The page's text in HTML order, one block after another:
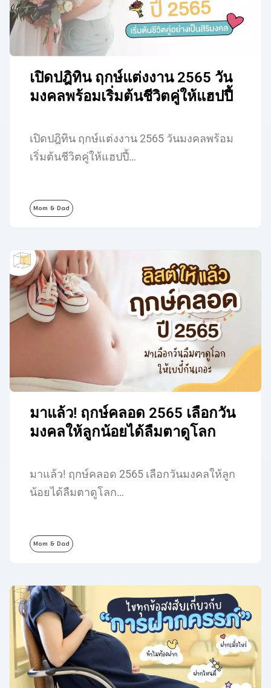
เปิดปฎิทิน ฤกษ์แต่งงาน 2565 วัน
มงคลพร้อมเริ่มต้นชีวิตคู่ให้แฮปปี้
เปิดปฎิทิน ฤกษ์แต่งงาน 2565 วันมงคลพร้อม
เริ่มต้นชีวิตคู่ให้แฮปปี้…
Mom & Dad
มาแล้ว! ฤกษ์คลอด 2565 เลือกวัน
มงคลให้ลูกน้อยได้ลืมตาดูโลก
มาแล้ว! ฤกษ์คลอด 2565 เลือกวันมงคลให้ลูก
น้อยได้ลืมตาดูโลก…
Mom & Dad